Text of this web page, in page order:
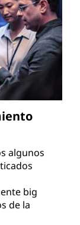
algunos
big
de la